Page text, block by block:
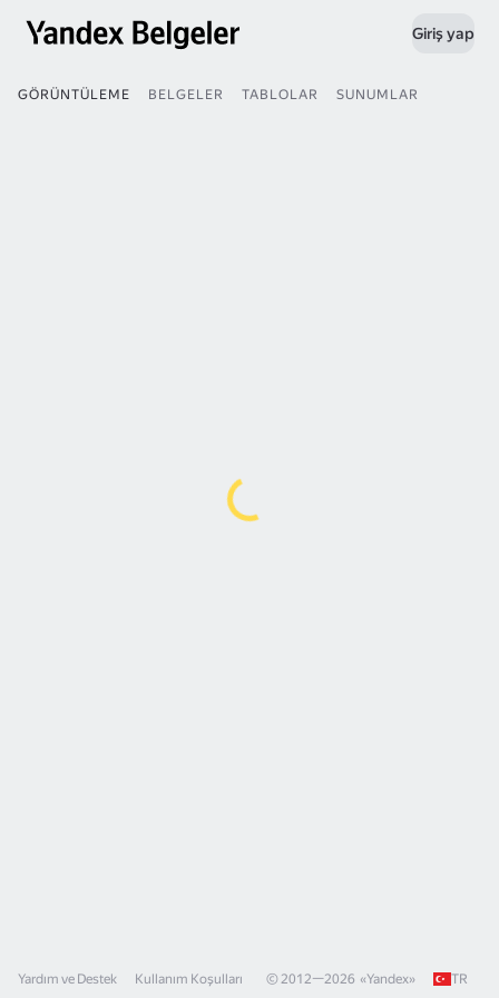
Giriş yap
GÖRÜNTÜLEME BELGELER TABLOLAR SUNUMLAR
Yardım ve Destek Kullanım Koşulları © 2012—2026 «Yandex» TR